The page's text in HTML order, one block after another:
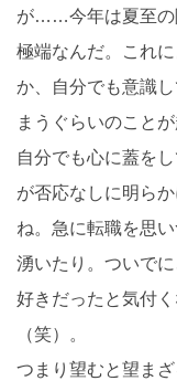
が……今年は夏至の
極端なんだ。これ
か、自分でも意識
まうぐらいのこと
自分でも心に蓋を
が否応なしに明ら
ね。急に転職を思
湧いたり。ついで
好きだったと気付
（笑）。
つまり望むと望ま